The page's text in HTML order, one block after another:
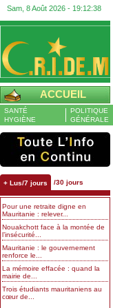
Sam, 8 Août 2026 - 19:12:39
ACCUEIL
SANTÉ
HYGIÈNE
POLITIQUE
GÉNÉRALE
+ Lus/7 jours /30 jours
Pour une retraite digne en
Mauritanie : relever...
Nouakchott face à la montée de
l’insécurité...
Mauritanie : le gouvernement
renforce le...
La mémoire effacée : quand la
mairie de...
Trois étudiants mauritaniens au
cœur de...